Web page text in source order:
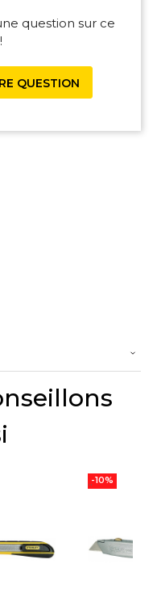
question sur ce
QUESTION
..-10%